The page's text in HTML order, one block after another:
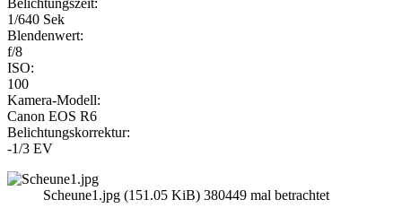
Belichtungszeit:
1/640 Sek
Blendenwert:
f/8
ISO:
100
Kamera-Modell:
Canon EOS R6
Belichtungskorrektur:
-1/3 EV
Scheune1.jpg (151.05 KiB) 380449 mal betrachtet